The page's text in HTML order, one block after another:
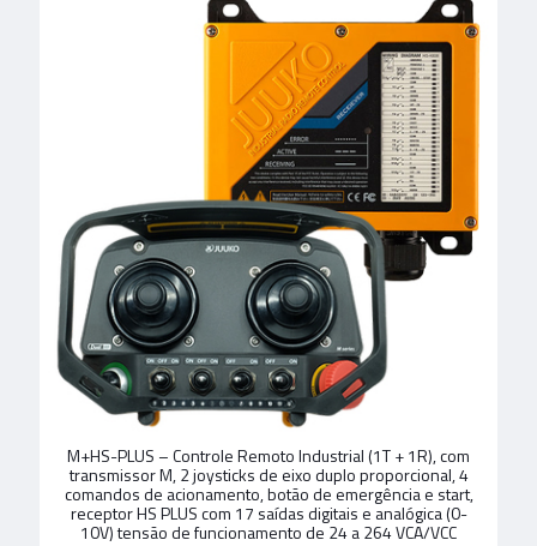
M+HS-PLUS – Controle Remoto Industrial (1T + 1R), com
transmissor M, 2 joysticks de eixo duplo proporcional, 4
comandos de acionamento, botão de emergência e start,
receptor HS PLUS com 17 saídas digitais e analógica (0-
10V) tensão de funcionamento de 24 a 264 VCA/VCC